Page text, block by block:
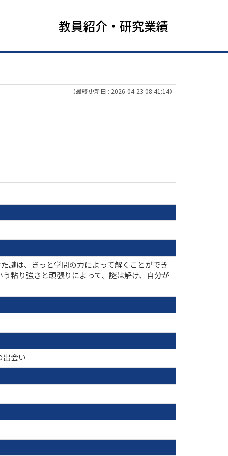
教員紹介・研究業績
（最終更新日 : 2026-04-23 08:41:14）
謎は、きっと学問の力によって解くことができ
粘り強さと頑張りによって、謎は解け、自分が
出会い